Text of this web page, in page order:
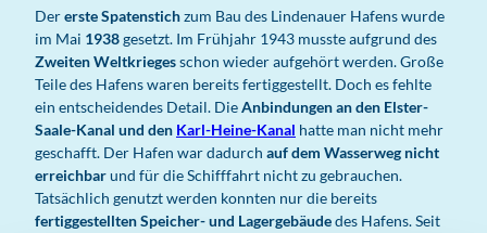
Dererste Spatenstichzum Bau des Lindenauer Hafens wurde
im Mai 1938gesetzt. Im Frühjahr 1943 musste aufgrund des
Zweiten Weltkriegesschon wieder aufgehört werden. Große
Teile des Hafens waren bereits fertiggestellt. Doch es fehlte
ein entscheidendes Detail. DieAnbindungen an den Elster-
Saale-Kanal und den Karl-Heine-Kanal hatte man nicht mehr
geschafft. Der Hafen war dadurch auf dem Wasserweg nicht
erreichbarund für die Schifffahrt nicht zu gebrauchen.
Tatsächlich genutzt werden konnten nur die bereits
fertiggestellten Speicher- und Lagergebäudedes Hafens. Seit